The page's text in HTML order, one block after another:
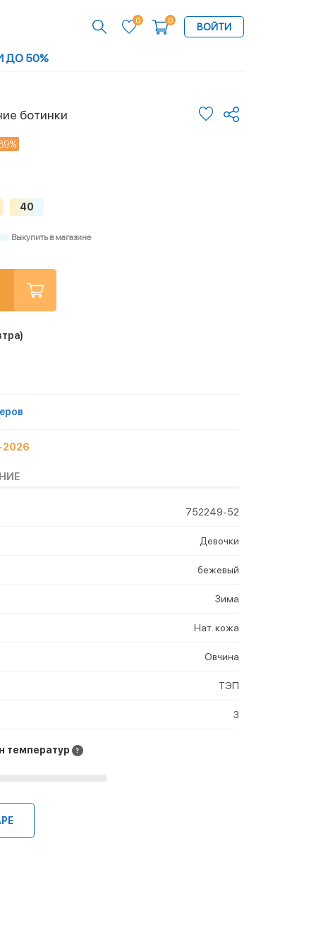
0 0
ВОЙТИ
ДО 50%
ботинки
40
Выкупить в магазине
2026
752249-52
Девочки
бежевый
Зима
Нат. кожа
Овчина
ТЭП
3
температур